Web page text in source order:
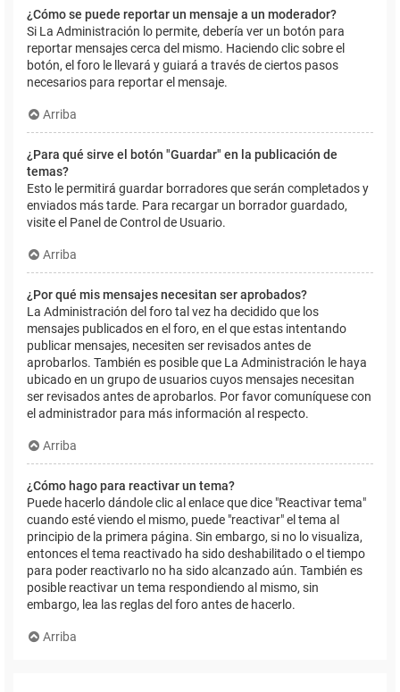
¿Cómo se puede reportar un mensaje a un moderador?
Si La Administración lo permite, debería ver un botón para
reportar mensajes cerca del mismo. Haciendo clic sobre el
botón, el foro le llevará y guiará a través de ciertos pasos
necesarios para reportar el mensaje.
Arriba
¿Para qué sirve el botón "Guardar" en la publicación de
temas?
Esto le permitirá guardar borradores que serán completados y
enviados más tarde. Para recargar un borrador guardado,
visite el Panel de Control de Usuario.
Arriba
¿Por qué mis mensajes necesitan ser aprobados?
La Administración del foro tal vez ha decidido que los
mensajes publicados en el foro, en el que estas intentando
publicar mensajes, necesiten ser revisados antes de
aprobarlos. También es posible que La Administración le haya
ubicado en un grupo de usuarios cuyos mensajes necesitan
ser revisados antes de aprobarlos. Por favor comuníquese con
el administrador para más información al respecto.
Arriba
¿Cómo hago para reactivar un tema?
Puede hacerlo dándole clic al enlace que dice "Reactivar tema"
cuando esté viendo el mismo, puede "reactivar" el tema al
principio de la primera página. Sin embargo, si no lo visualiza,
entonces el tema reactivado ha sido deshabilitado o el tiempo
para poder reactivarlo no ha sido alcanzado aún. También es
posible reactivar un tema respondiendo al mismo, sin
embargo, lea las reglas del foro antes de hacerlo.
Arriba